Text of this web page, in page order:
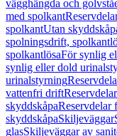
vägghängda och
med spolkant
spolkantUtan
spolningsdrift,
spolkantlösaFör synlig
synlig eller dold
urinalstyrning
vattenfri drift
skyddskåpaReservdelar
skyddskåpaSkiljeväggar
glasSkiljeväggar av